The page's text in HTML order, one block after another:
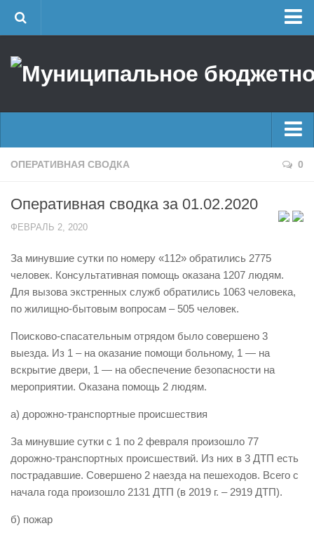
Об учреждении
Районные УГЗ
Поисково-спасательный отряд г. Уфы
Центр размещения пострадавших
Отчеты о реализации муниципальных программ
Документы
История
Виды деятельности
Обслуживание опасных производственных объектов
Уголок гражданской обороны
Пресс-центр
СМИ о нас
Главные новости
Оперативная сводка
Половодье
ОПЕРАТИВНАЯ СВОДКА 0
Оперативная сводка за 01.02.2020
ФЕВРАЛЬ 2, 2020
За минувшие сутки по номеру «112» обратились 2775
человек. Консультативная помощь оказана 1207 людям.
Для вызова экстренных служб обратились 1063 человека,
по жилищно-бытовым вопросам – 505 человек.
Поисково-спасательным отрядом было совершено 3
выезда. Из 1 – на оказание помощи больному, 1 — на
вскрытие двери, 1 — на обеспечение безопасности на
мероприятии. Оказана помощь 2 людям.
а) дорожно-транспортные происшествия
За минувшие сутки с 1 по 2 февраля произошло 77
дорожно-транспортных происшествий. Из них в 3 ДТП есть
пострадавшие. Совершено 2 наезда на пешеходов. Всего с
начала года произошло 2131 ДТП (в 2019 г. – 2919 ДТП).
б) пожар